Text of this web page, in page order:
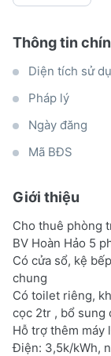
Thông tin
Diện tích sử
Pháp lý
Ngày đăng
Mã BĐS
Giới thiệu
Cho thuê phòng
BV Hoàn Hảo 5
Có cửa sổ, kệ
chung
Có toilet riêng,
cọc 2tr , bổ sung
Hỗ trợ thêm máy
Điện: 3,5k/kWh,